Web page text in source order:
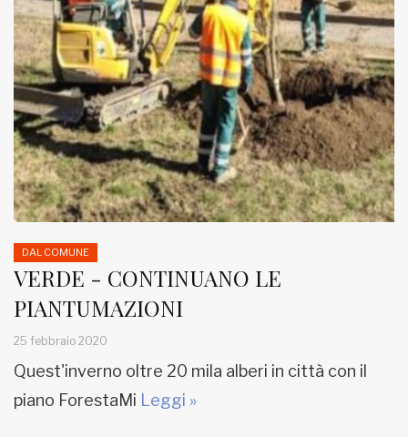
DAL COMUNE
VERDE - CONTINUANO LE
PIANTUMAZIONI
25 febbraio 2020
Quest'inverno oltre 20 mila alberi in città con il
piano ForestaMi Leggi »